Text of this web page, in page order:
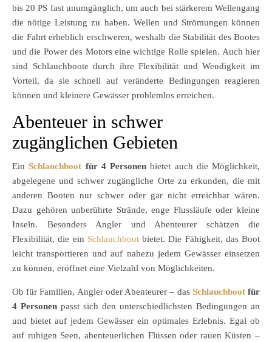
bis 20 PS fast unumgänglich, um auch bei stärkerem Wellengang
die nötige Leistung zu haben. Wellen und Strömungen können
die Fahrt erheblich erschweren, weshalb die Stabilität des Bootes
und die Power des Motors eine wichtige Rolle spielen. Auch hier
sind Schlauchboote durch ihre Flexibilität und Wendigkeit im
Vorteil, da sie schnell auf veränderte Bedingungen reagieren
können und kleinere Gewässer problemlos erreichen.
Abenteuer in schwer
zugänglichen Gebieten
EinSchlauchboot für 4 Personen bietet auch die Möglichkeit,
abgelegene und schwer zugängliche Orte zu erkunden, die mit
anderen Booten nur schwer oder gar nicht erreichbar wären.
Dazu gehören unberührte Strände, enge Flussläufe oder kleine
Inseln. Besonders Angler und Abenteurer schätzen die
Flexibilität, die ein Schlauchbootbietet. Die Fähigkeit, das Boot
leicht transportieren und auf nahezu jedem Gewässer einsetzen
zu können, eröffnet eine Vielzahl von Möglichkeiten.
Ob für Familien, Angler oder Abenteurer – das Schlauchbootfür
4 Personen passt sich den unterschiedlichsten Bedingungen an
und bietet auf jedem Gewässer ein optimales Erlebnis. Egal ob
auf ruhigen Seen, abenteuerlichen Flüssen oder rauen Küsten –